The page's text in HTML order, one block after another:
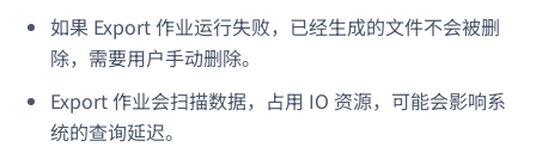
如果 Export 作业运行失败，已经生成的文件不会被删
除，需要用户手动删除。
Export 作业会扫描数据，占用 IO 资源，可能会影响系
统的查询延迟。